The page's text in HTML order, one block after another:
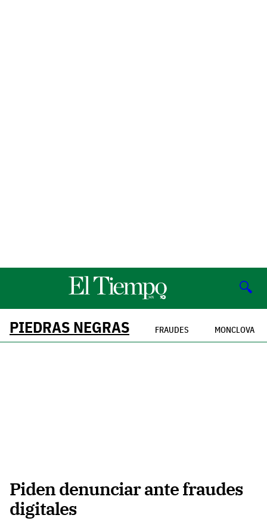
🔍
PIEDRAS NEGRAS FRAUDES MONCLOVA
Piden denunciar ante fraudes
digitales